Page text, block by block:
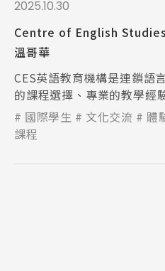
2025.10.30
Centre of English
溫哥華
CES英語教育機構是連鎖語
的課程選擇、專業的教學經
穎充足，讓學生能在舒適輕
國際學生 文化交流 體
課程